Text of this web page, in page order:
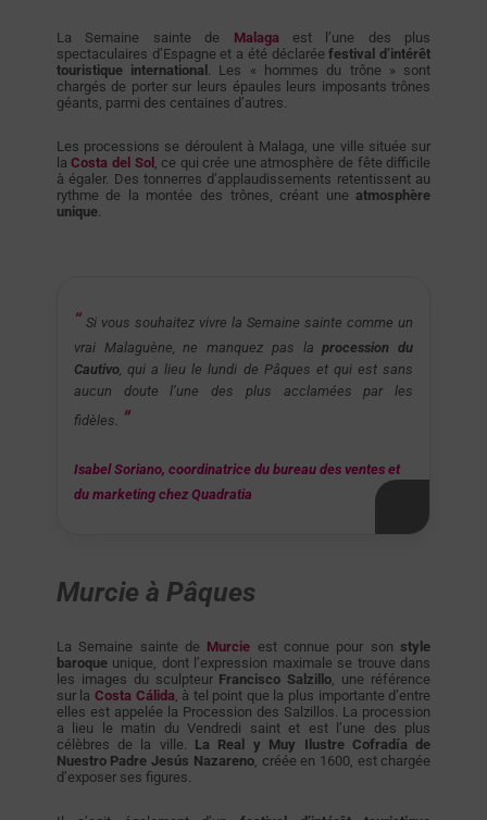
La Semaine sainte de Malaga est l’une des plus
spectaculaires d’Espagne et a été déclaréefestival d’intérêt
touristique international . Les « hommes du trône » sont
chargés de porter sur leurs épaules leurs imposants trônes
géants, parmi des centaines d’autres.
Les processions se déroulent à Malaga, une ville située sur
laCosta del Sol
, ce qui crée une atmosphère de fête difficile
à égaler. Des tonnerres d’applaudissements retentissent au
rythme de la montée des trônes, créant une atmosphère
unique.
Si vous souhaitez vivre la Semaine sainte comme un
vrai Malaguène, ne manquez pas laprocession du
Cautivo, qui a lieu le lundi de Pâques et qui est sans
aucun doute l’une des plus acclamées par les
fidèles.
Isabel Soriano, coordinatrice du bureau des ventes et
du marketing chez Quadratia
Murcie à Pâques
La Semaine sainte de Murcie est connue pour son style
baroqueunique, dont l’expression maximale se trouve dans
les images du sculpteur Francisco Salzillo, une référence
sur la Costa Cálida, à tel point que la plus importante d’entre
elles est appelée la Procession des Salzillos. La procession
a lieu le matin du Vendredi saint et est l’une des plus
célèbres de la ville. La Real y Muy Ilustre Cofradía de
Nuestro Padre Jesús Nazareno, créée en 1600, est chargée
d’exposer ses figures.